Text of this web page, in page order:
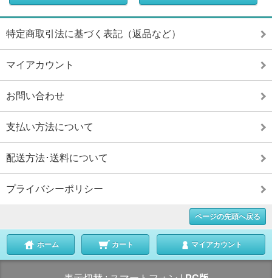
特定商取引法に基づく表記（返品など）
マイアカウント
お問い合わせ
支払い方法について
配送方法･送料について
プライバシーポリシー
ページの先頭へ戻る
ホーム カート マイアカウント